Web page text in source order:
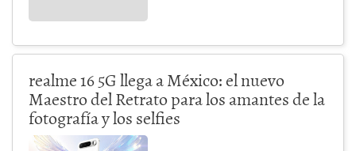
realme 16 5G llega a México: el nuevo
Maestro del Retrato para los amantes de la
fotografía y los selfies